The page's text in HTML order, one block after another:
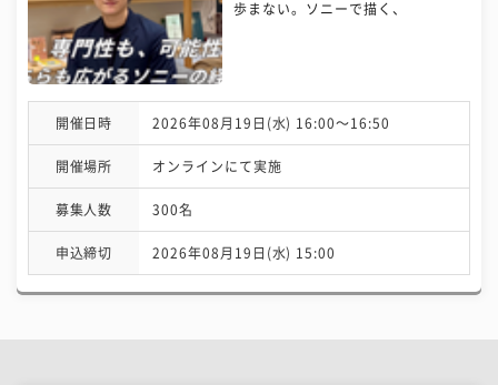
歩まない。ソニーで描く、
開催日時 2026年08月19日(水) 16:00〜16:50
開催場所 オンラインにて実施
募集人数 300名
申込締切 2026年08月19日(水) 15:00